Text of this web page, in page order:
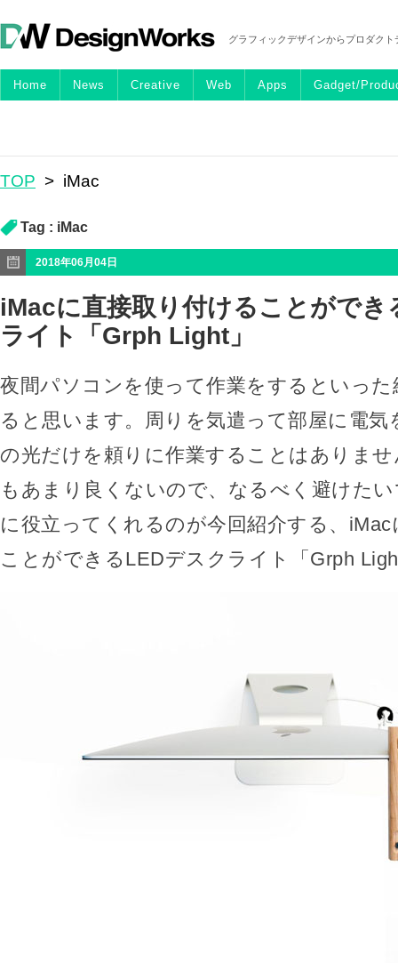
グラフィックデザインからプロダク
Home News Creative Web Apps Gadget/
TOP > iMac
Tag : iMac
2018年06月04日
iMacに直接取り付けることができ
ライト「Grph Light」
夜間パソコンを使って作業をするといっ
ると思います。周りを気遣って部屋に電気
の光だけを頼りに作業することはありま
もあまり良くないので、なるべく避けた
に役立ってくれるのが今回紹介する、
ことができるLEDデスクライト「Grph